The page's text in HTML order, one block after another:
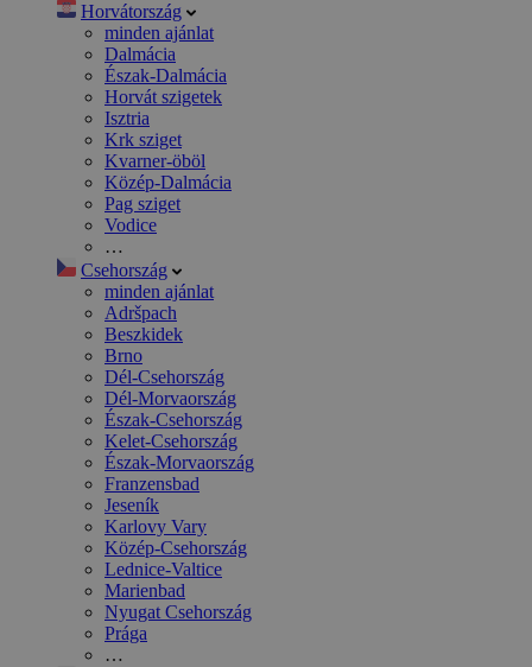
Horvátország
minden ajánlat
Dalmácia
Észak-Dalmácia
Horvát szigetek
Isztria
Krk sziget
Kvarner-öböl
Közép-Dalmácia
Pag sziget
Vodice
…
Csehország
minden ajánlat
Adršpach
Beszkidek
Brno
Dél-Csehország
Dél-Morvaország
Észak-Csehország
Kelet-Csehország
Észak-Morvaország
Franzensbad
Jeseník
Karlovy Vary
Közép-Csehország
Lednice-Valtice
Marienbad
Nyugat Csehország
Prága
…